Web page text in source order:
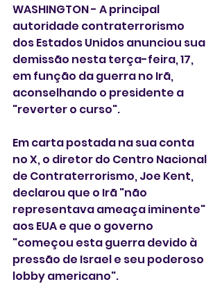
WASHINGTON - A principal
autoridade contraterrorismo
dos Estados Unidos anunciou sua
demissão nesta terça-feira, 17,
em função da guerra no Irã,
aconselhando o presidente a
"reverter o curso".
Em carta postada na sua conta
no X, o diretor do Centro Nacional
de Contraterrorismo, Joe Kent,
declarou que o Irã "não
representava ameaça iminente"
aos EUA e que o governo
"começou esta guerra devido à
pressão de Israel e seu poderoso
lobby americano".